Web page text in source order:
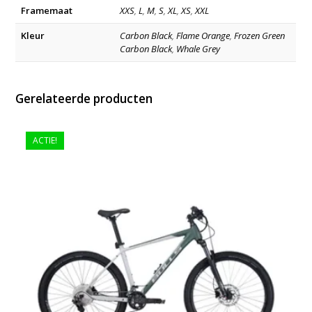
Framemaat XXS,L,M,S,XL,XS,XXL
Kleur
Carbon Black,Flame Orange,Frozen Green
Carbon Black, Whale Grey
Gerelateerde producten
ACTIE!